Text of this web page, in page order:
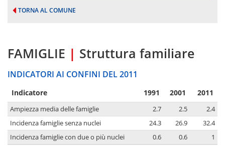
TORNA AL COMUNE
FAMIGLIE | Struttura familiare
INDICATORI AI CONFINI DEL 2011
Indicatore 1991 2001 2011
Ampiezza media delle famiglie 2.7 2.5
2.4
Incidenza famiglie senza nuclei
24.3 26.9
32.4
Incidenza famiglie con due o più nuclei
0.6 0.6 1